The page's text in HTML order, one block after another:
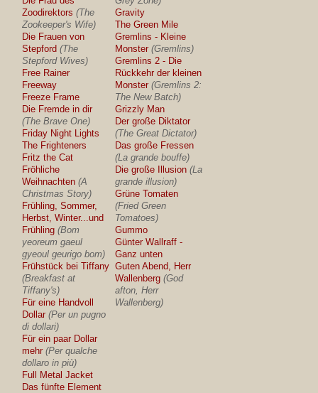
Zoodirektors (The
Zookeeper's Wife)
Die Frauen von
Stepford (The
Stepford Wives)
Free Rainer
Freeway
Freeze Frame
Die Fremde in dir
(The Brave One)
Friday Night Lights
The Frighteners
Fritz the Cat
Fröhliche
Weihnachten (A
Christmas Story)
Frühling, Sommer,
Herbst, Winter...und
Frühling (Bom
yeoreum gaeul
gyeoul geurigo bom)
Frühstück bei Tiffany
(Breakfast at
Tiffany's)
Für eine Handvoll
Dollar (Per un pugno
di dollari)
Für ein paar Dollar
mehr (Per qualche
dollaro in più)
Full Metal Jacket
Das fünfte Element
Gravity
The Green Mile
Gremlins - Kleine
Monster (Gremlins)
Gremlins 2 - Die
Rückkehr der kleinen
Monster (Gremlins 2:
The New Batch)
Grizzly Man
Der große Diktator
(The Great Dictator)
Das große Fressen
(La grande bouffe)
Die große Illusion (La
grande illusion)
Grüne Tomaten
(Fried Green
Tomatoes)
Gummo
Günter Wallraff -
Ganz unten
Guten Abend, Herr
Wallenberg (God
afton, Herr
Wallenberg)